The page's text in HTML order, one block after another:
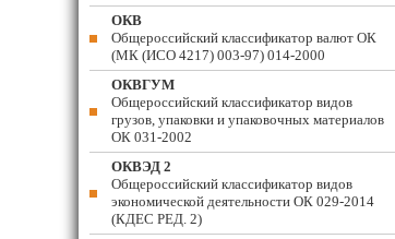
ОКВ
Общероссийский классификатор валют ОК
(МК (ИСО 4217) 003-97) 014-2000
ОКВГУМ
Общероссийский классификатор видов
грузов, упаковки и упаковочных материалов
ОК 031-2002
ОКВЭД 2
Общероссийский классификатор видов
экономической деятельности ОК 029-2014
(КДЕС РЕД. 2)